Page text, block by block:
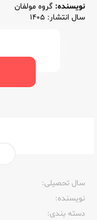
نویسنده: گروه مولفان
سال انتشار: 1405
سال تحصیلی:‌
نویسنده:‌
دسته بندی: